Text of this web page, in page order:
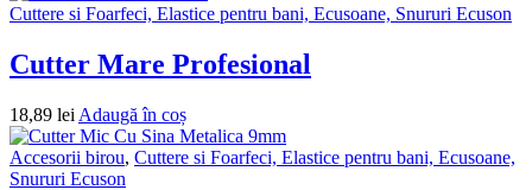
Cuttere si Foarfeci, Elastice pentru bani, Ecusoane, Snururi Ecuson
Cutter Mare Profesional
18,89 lei Adaugă în coș
Accesorii birou, Cuttere si Foarfeci, Elastice pentru bani, Ecusoane,
Snururi Ecuson